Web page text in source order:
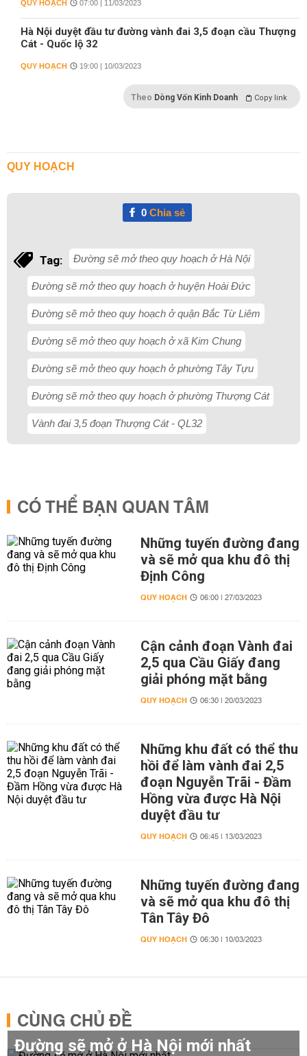
QUY HOẠCH 07:00 | 11/03/2023
Hà Nội duyệt đầu tư đường vành đai 3,5 đoạn cầu Thượng
Cát - Quốc lộ 32
QUY HOẠCH 19:00 | 10/03/2023
Theo Dòng Vốn Kinh Doanh Copy link
QUY HOẠCH
0Chia sẻ
Tag: Đường sẽ mở theo quy hoạch ở Hà Nội
Đường sẽ mở theo quy hoạch ở huyện Hoài Đức
Đường sẽ mở theo quy hoạch ở quận Bắc Từ Liêm
Đường sẽ mở theo quy hoạch ở xã Kim Chung
Đường sẽ mở theo quy hoạch ở phường Tây Tựu
Đường sẽ mở theo quy hoạch ở phường Thượng Cát
Vành đai 3,5 đoạn Thượng Cát - QL32
CÓ THỂ BẠN QUAN TÂM
Những tuyến đường đang
và sẽ mở qua khu đô thị
Định Công
QUY HOẠCH 06:00 | 27/03/2023
Cận cảnh đoạn Vành đai
2,5 qua Cầu Giấy đang
giải phóng mặt bằng
QUY HOẠCH 06:30 | 20/03/2023
Những khu đất có thể thu
hồi để làm vành đai 2,5
đoạn Nguyễn Trãi - Đầm
Hồng vừa được Hà Nội
duyệt đầu tư
QUY HOẠCH 06:45 | 13/03/2023
Những tuyến đường đang
và sẽ mở qua khu đô thị
Tân Tây Đô
QUY HOẠCH 06:30 | 10/03/2023
CÙNG CHỦ ĐỀ
Đường sẽ mở ở Hà Nội mới nhất